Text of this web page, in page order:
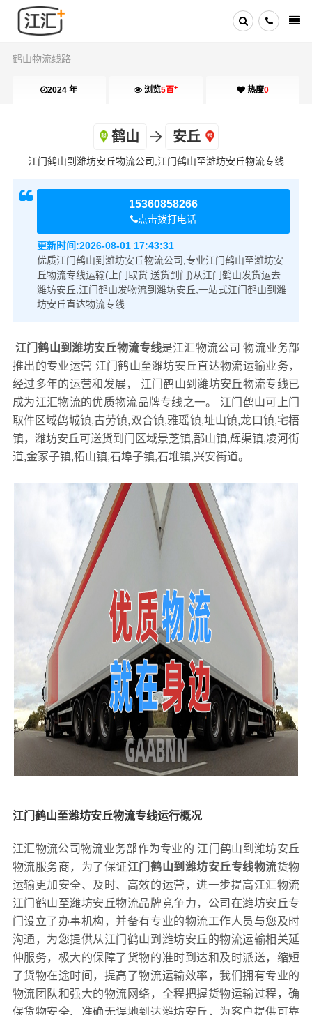
鹤山物流线路
2024 年 浏览5百+ 热度0
鹤山 安丘
江门鹤山到潍坊安丘物流公司,江门鹤山至潍坊安丘物流专线
15360858266
点击拨打电话
更新时间:2026-08-01 17:43:31
优质江门鹤山到潍坊安丘物流公司,专业江门鹤山至潍坊安
丘物流专线运输(上门取货 送货到门)从江门鹤山发货运去
潍坊安丘,江门鹤山发物流到潍坊安丘,一站式江门鹤山到潍
坊安丘直达物流专线
江门鹤山到潍坊安丘物流专线是江汇物流公司 物流业务部
推出的专业运营 江门鹤山至潍坊安丘直达物流运输业务，
经过多年的运营和发展， 江门鹤山到潍坊安丘物流专线已
成为江汇物流的优质物流品牌专线之一。 江门鹤山可上门
取件区域鹤城镇,古劳镇,双合镇,雅瑶镇,址山镇,龙口镇,宅梧
镇，潍坊安丘可送货到门区域景芝镇,郚山镇,辉渠镇,凌河街
道,金冢子镇,柘山镇,石埠子镇,石堆镇,兴安街道。
江门鹤山至潍坊安丘物流专线运行概况
江汇物流公司物流业务部作为专业的 江门鹤山到潍坊安丘
物流服务商，为了保证江门鹤山到潍坊安丘专线物流货物
运输更加安全、及时、高效的运营，进一步提高江汇物流
江门鹤山至潍坊安丘物流品牌竞争力，公司在潍坊安丘专
门设立了办事机构，并备有专业的物流工作人员与您及时
沟通，为您提供从江门鹤山到潍坊安丘的物流运输相关延
伸服务，极大的保障了货物的准时到达和及时派送，缩短
了货物在途时间，提高了物流运输效率，我们拥有专业的
物流团队和强大的物流网络，全程把握货物运输过程，确
保货物安全、准确无误地到达潍坊安丘，为客户提供可靠